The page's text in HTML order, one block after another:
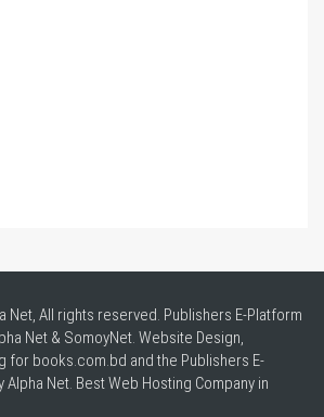
Net, All rights reserved. Publishers E-Platform
Net & SomoyNet. Website Design,
for books.com.bd and the Publishers E-
Alpha Net. BestWeb Hosting Company in